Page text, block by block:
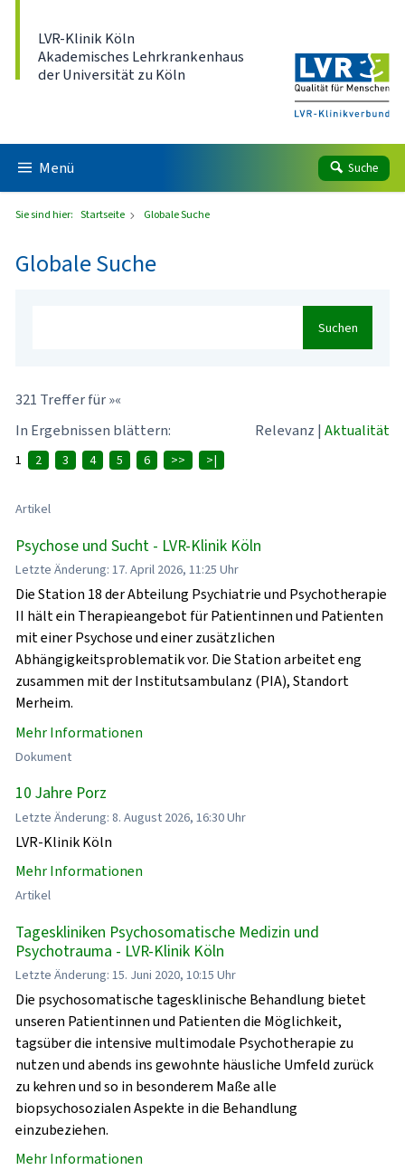
LVR-Klinik Köln
Akademisches Lehrkrankenhaus
der Universität zu Köln
Menü Suche
Sie sind hier: Startseite Globale Suche
Globale Suche
Suchen
321 Treffer für »«
In Ergebnissen blättern:
Relevanz | Aktualität
1 2 3 4 5 6 >> >|
Artikel
Psychose und Sucht - LVR-Klinik Köln
Letzte Änderung: 17. April 2026, 11:25 Uhr
Die Station 18 der Abteilung Psychiatrie und Psychotherapie
II hält ein Therapieangebot für Patientinnen und Patienten
mit einer Psychose und einer zusätzlichen
Abhängigkeitsproblematik vor. Die Station arbeitet eng
zusammen mit der Institutsambulanz (PIA), Standort
Merheim.
Mehr Informationen
Dokument
10 Jahre Porz
Letzte Änderung: 8. August 2026, 16:30 Uhr
LVR-Klinik Köln
Mehr Informationen
Artikel
Tageskliniken Psychosomatische Medizin und
Psychotrauma - LVR-Klinik Köln
Letzte Änderung: 15. Juni 2020, 10:15 Uhr
Die psychosomatische tagesklinische Behandlung bietet
unseren Patientinnen und Patienten die Möglichkeit,
tagsüber die intensive multimodale Psychotherapie zu
nutzen und abends ins gewohnte häusliche Umfeld zurück
zu kehren und so in besonderem Maße alle
biopsychosozialen Aspekte in die Behandlung
einzubeziehen.
Mehr Informationen